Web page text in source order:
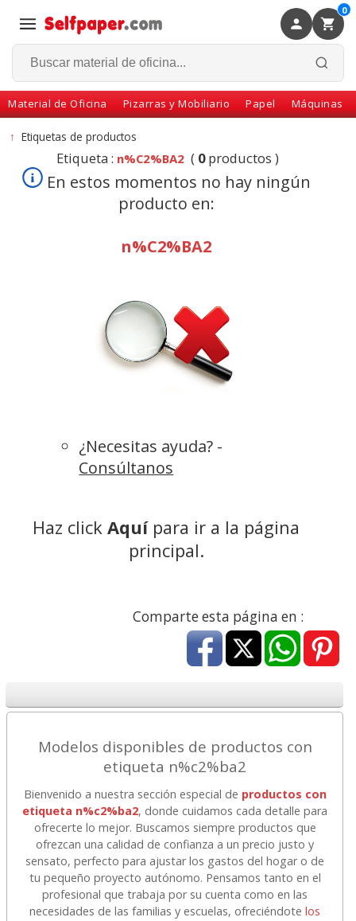
0
Material de Oficina Pizarras y Mobiliario Papel Máquinas
Volver
↑Etiquetas de productos
Etiqueta : n%C2%BA2 ( 0productos )
En estos momentos no hay ningún
producto en:
n%C2%BA2
¿Necesitas ayuda? -
Consúltanos
Haz clickAquípara ir a la página
principal.
Comparte esta página en :
Modelos disponibles de productos con
etiqueta n%c2%ba2
Bienvenido a nuestra sección especial de productos con
etiqueta n%c2%ba2, donde cuidamos cada detalle para
ofrecerte lo mejor. Buscamos siempre productos que
ofrezcan una calidad de confianza a un precio justo y
sensato, perfecto para ajustar los gastos del hogar o de
tu pequeño proyecto autónomo. Pensamos tanto en el
profesional que trabaja por su cuenta como en las
necesidades de las familias y escuelas, ofreciéndotelos